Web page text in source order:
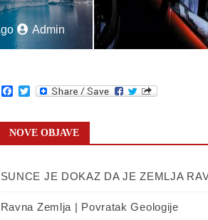
Admin
Facebook
Twitter
NOVE OBJAVE
SUNCE JE DOKAZ DA JE ZEMLJA
Ravna Zemlja | Povratak Geologije